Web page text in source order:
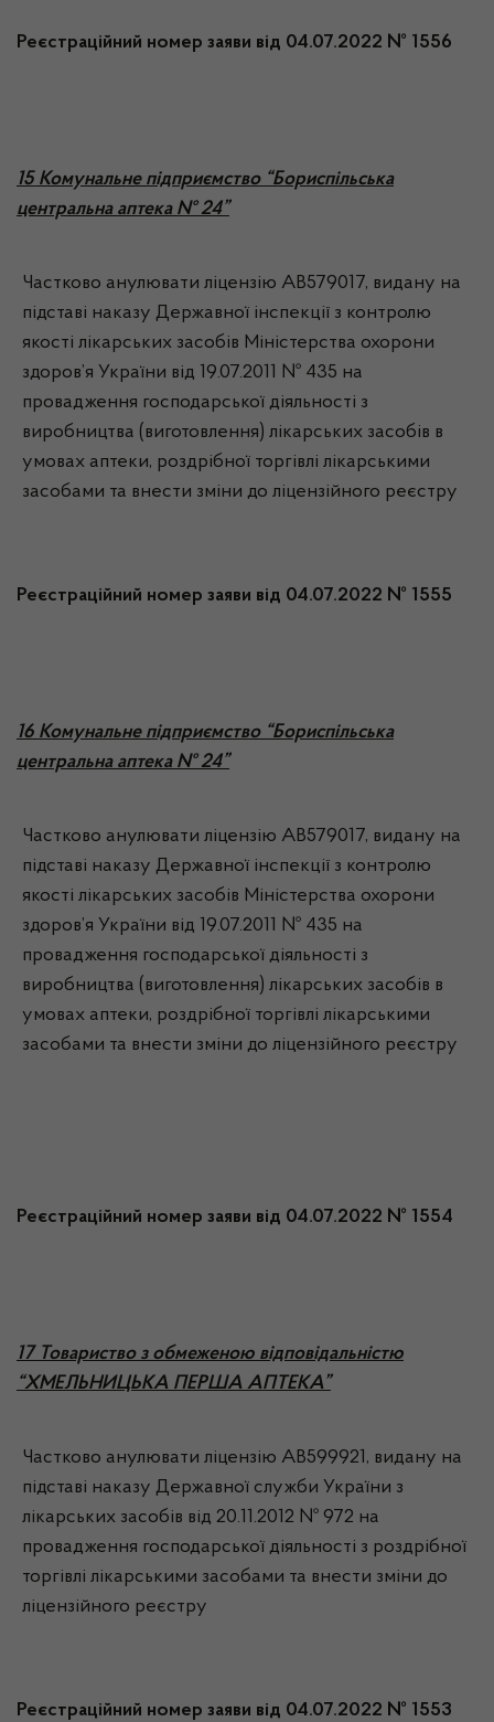
Реєстраційний номер заяви від 04.07.2022 № 1556
15 Комунальне підприємство “Бориспільська
центральна аптека № 24”
Частково анулювати ліцензію АВ579017, видану на
підставі наказу Державної інспекції з контролю
якості лікарських засобів Міністерства охорони
здоров’я України від 19.07.2011 № 435 на
провадження господарської діяльності з
виробництва (виготовлення) лікарських засобів в
умовах аптеки, роздрібної торгівлі лікарськими
засобами та внести зміни до ліцензійного реєстру
Реєстраційний номер заяви від 04.07.2022 № 1555
16 Комунальне підприємство “Бориспільська
центральна аптека № 24”
Частково анулювати ліцензію АВ579017, видану на
підставі наказу Державної інспекції з контролю
якості лікарських засобів Міністерства охорони
здоров’я України від 19.07.2011 № 435 на
провадження господарської діяльності з
виробництва (виготовлення) лікарських засобів в
умовах аптеки, роздрібної торгівлі лікарськими
засобами та внести зміни до ліцензійного реєстру
Реєстраційний номер заяви від 04.07.2022 № 1554
17 Товариство з обмеженою відповідальністю
“ХМЕЛЬНИЦЬКА ПЕРША АПТЕКА”
Частково анулювати ліцензію АВ599921, видану на
підставі наказу Державної служби України з
лікарських засобів від 20.11.2012 № 972 на
провадження господарської діяльності з роздрібної
торгівлі лікарськими засобами та внести зміни до
ліцензійного реєстру
Реєстраційний номер заяви від 04.07.2022 № 1553